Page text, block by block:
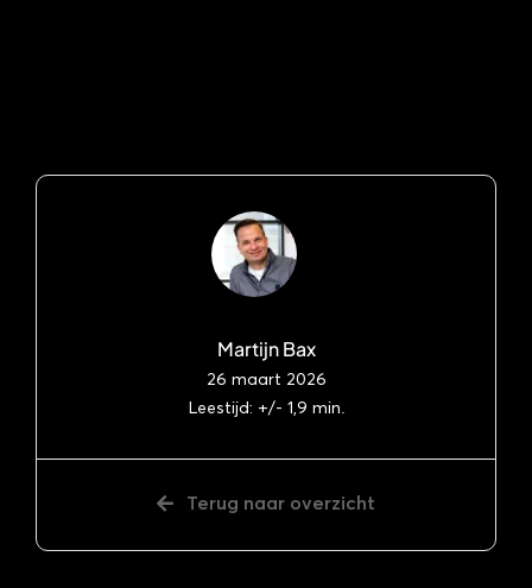
Martijn Bax
26 maart 2026
Leestijd: +/- 1,9 min.
Terug naar overzicht